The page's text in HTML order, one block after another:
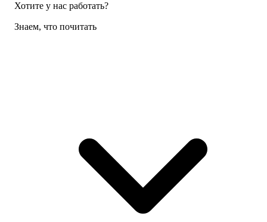
Хотите у нас работать?
Знаем, что почитать